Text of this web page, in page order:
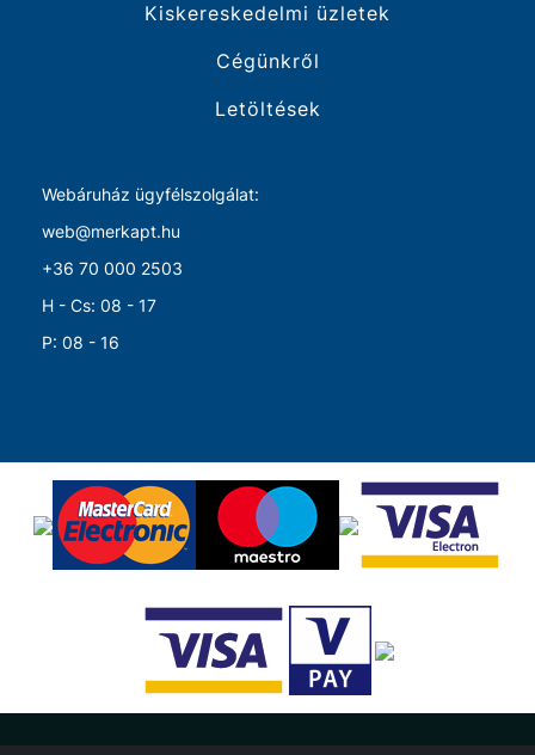
Kiskereskedelmi üzletek
Cégünkről
Letöltések
Webáruház ügyfélszolgálat:
web@merkapt.hu
+36 70 000 2503
H - Cs: 08 - 17
P: 08 - 16